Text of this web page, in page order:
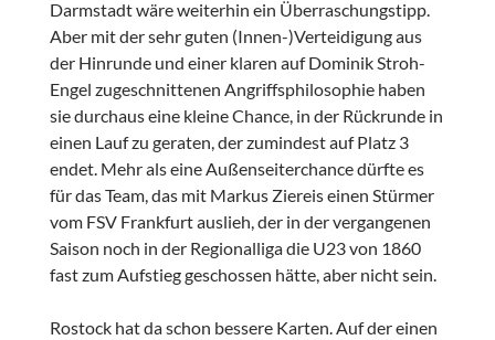
Darmstadt wäre weiterhin ein Überraschungstipp.
Aber mit der sehr guten (Innen-)Verteidigung aus
der Hinrunde und einer klaren auf Dominik Stroh-
Engel zugeschnittenen Angriffsphilosophie haben
sie durchaus eine kleine Chance, in der Rückrunde in
einen Lauf zu geraten, der zumindest auf Platz 3
endet. Mehr als eine Außenseiterchance dürfte es
für das Team, das mit Markus Ziereis einen Stürmer
vom FSV Frankfurt auslieh, der in der vergangenen
Saison noch in der Regionalliga die U23 von 1860
fast zum Aufstieg geschossen hätte, aber nicht sein.
Rostock hat da schon bessere Karten. Auf der einen